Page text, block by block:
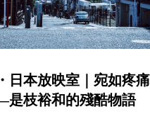
日本放映室｜宛如疼
枝裕和的殘酷物語